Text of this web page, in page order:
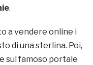
.
a vendere online i
di una sterlina. Poi,
sul famoso portale